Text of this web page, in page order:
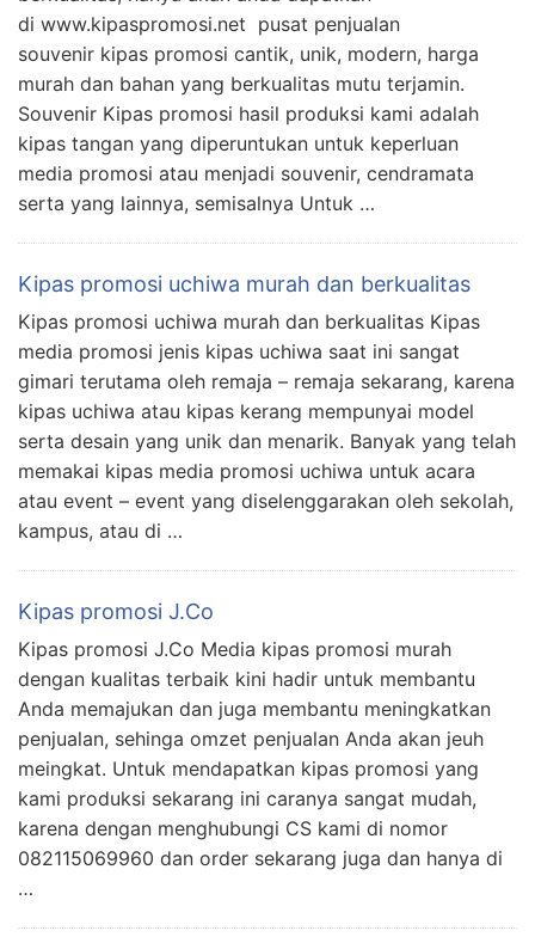
di www.kipaspromosi.net pusat penjualan
souvenir kipas promosi cantik, unik, modern, harga
murah dan bahan yang berkualitas mutu terjamin.
Souvenir Kipas promosi hasil produksi kami adalah
kipas tangan yang diperuntukan untuk keperluan
media promosi atau menjadi souvenir, cendramata
serta yang lainnya, semisalnya Untuk …
Kipas promosi uchiwa murah dan berkualitas
Kipas promosi uchiwa murah dan berkualitas Kipas
media promosi jenis kipas uchiwa saat ini sangat
gimari terutama oleh remaja – remaja sekarang, karena
kipas uchiwa atau kipas kerang mempunyai model
serta desain yang unik dan menarik. Banyak yang telah
memakai kipas media promosi uchiwa untuk acara
atau event – event yang diselenggarakan oleh sekolah,
kampus, atau di …
Kipas promosi J.Co
Kipas promosi J.Co Media kipas promosi murah
dengan kualitas terbaik kini hadir untuk membantu
Anda memajukan dan juga membantu meningkatkan
penjualan, sehinga omzet penjualan Anda akan jeuh
meingkat. Untuk mendapatkan kipas promosi yang
kami produksi sekarang ini caranya sangat mudah,
karena dengan menghubungi CS kami di nomor
082115069960 dan order sekarang juga dan hanya di
…